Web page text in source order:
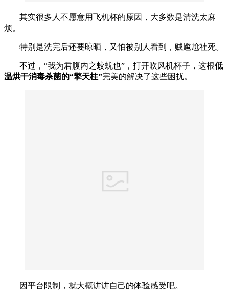
其实很多人不愿意用飞机杯的原因，大多数是清洗太麻
烦。
特别是洗完后还要晾晒，又怕被别人看到，贼尴尬社死。
不过，“我为君腹内之蛟蚘也”，打开吹风机杯子，这根低
温烘干消毒杀菌的“擎天柱”完美的解决了这些困扰。
因平台限制，就大概讲讲自己的体验感受吧。